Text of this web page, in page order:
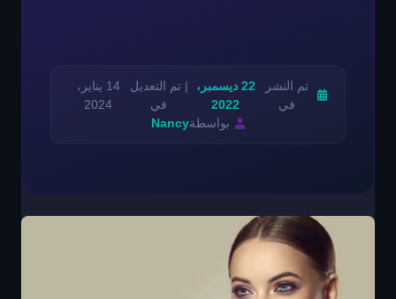
تم النشر
في
22 ديسمبر،
2022
| تم التعديل
في
14 يناير،
2024
بواسطةNancy